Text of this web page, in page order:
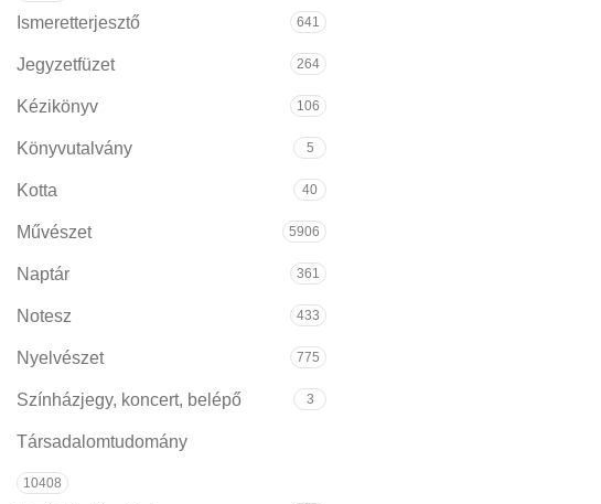
Ismeretterjesztő 641
Jegyzetfüzet 264
Kézikönyv 106
Könyvutalvány 5
Kotta 40
Művészet 5906
Naptár 361
Notesz 433
Nyelvészet 775
Színházjegy, koncert, belépő 3
Társadalomtudomány
10408